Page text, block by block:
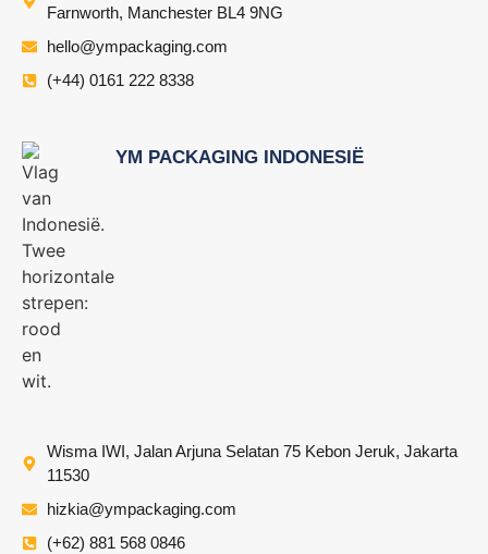
Farnworth, Manchester BL4 9NG
hello@ympackaging.com
(+44) 0161 222 8338
YM PACKAGING INDONESIË
Wisma IWI, Jalan Arjuna Selatan 75 Kebon Jeruk, Jakarta
11530
hizkia@ympackaging.com
(+62) 881 568 0846